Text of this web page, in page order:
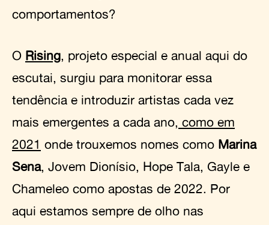
comportamentos?
O Rising, projeto especial e anual aqui do
escutai, surgiu para monitorar essa
tendência e introduzir artistas cada vez
mais emergentes a cada ano, como em
2021 onde trouxemos nomes como Marina
Sena, Jovem Dionísio, Hope Tala, Gayle e
Chameleo como apostas de 2022. Por
aqui estamos sempre de olho nas